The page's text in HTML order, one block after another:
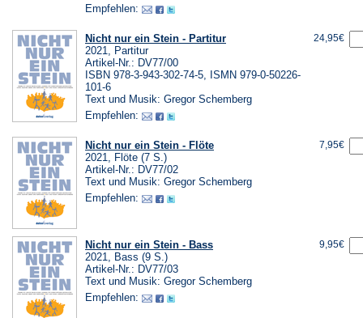
Empfehlen:
Nicht nur ein Stein - Partitur
2021, Partitur
Artikel-Nr.: DV77/00
ISBN 978-3-943-302-74-5, ISMN 979-0-50226-
101-6
Text und Musik: Gregor Schemberg
Empfehlen:
24,95€
Nicht nur ein Stein - Flöte
2021, Flöte (7 S.)
Artikel-Nr.: DV77/02
Text und Musik: Gregor Schemberg
Empfehlen:
7,95€
Nicht nur ein Stein - Bass
2021, Bass (9 S.)
Artikel-Nr.: DV77/03
Text und Musik: Gregor Schemberg
Empfehlen:
9,95€